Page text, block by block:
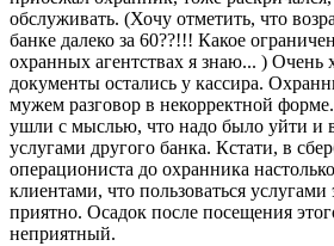
обслуживать. (Хочу отметить, что
банке далеко за 60??!!! Какое
охранных агентствах я знаю... ) Очень
документы остались у кассира.
мужем разговор в некорректной
ушли с мыслью, что надо было уйти и
услугами другого банка. Кстати, в
операциониста до охранника
клиентами, что пользоваться услугами
приятно. Осадок после посещения
неприятный.